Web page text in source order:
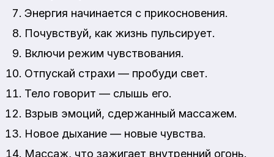
Энергия начинается с прикосновения.
Почувствуй, как жизнь пульсирует.
Включи режим чувствования.
Отпускай страхи — пробуди свет.
Тело говорит — слышь его.
Взрыв эмоций, сдержанный массажем.
Новое дыхание — новые чувства.
Массаж, что зажигает внутренний огонь.